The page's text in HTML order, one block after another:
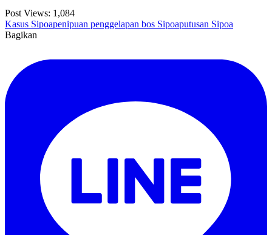
Post Views: 1,084
Kasus Sipoapenipuan penggelapan bos Sipoaputusan Sipoa
Bagikan